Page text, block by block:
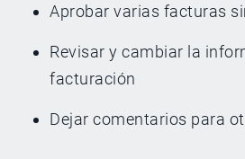
Aprobar varias facturas
Revisar y cambiar la
facturación
Dejar comentarios para